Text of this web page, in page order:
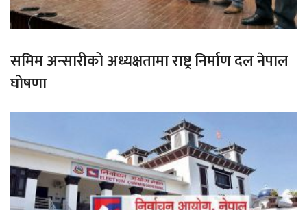
समिम अन्सारीको अध्यक्षतामा राष्ट्र निर्माण दल नेपाल
घोषणा